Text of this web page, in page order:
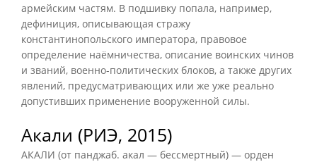
армейским частям. В подшивку попала, например,
дефиниция, описывающая стражу
константинопольского императора, правовое
определение наёмничества, описание воинских чинов
и званий, военно-политических блоков, а также других
явлений, предусматривающих или же уже реально
допустивших применение вооруженной силы.
Акали (РИЭ, 2015)
АКАЛИ (от панджаб. акал — бессмертный) — орден